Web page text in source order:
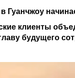
Гуанчжоу
клиенты
будущего